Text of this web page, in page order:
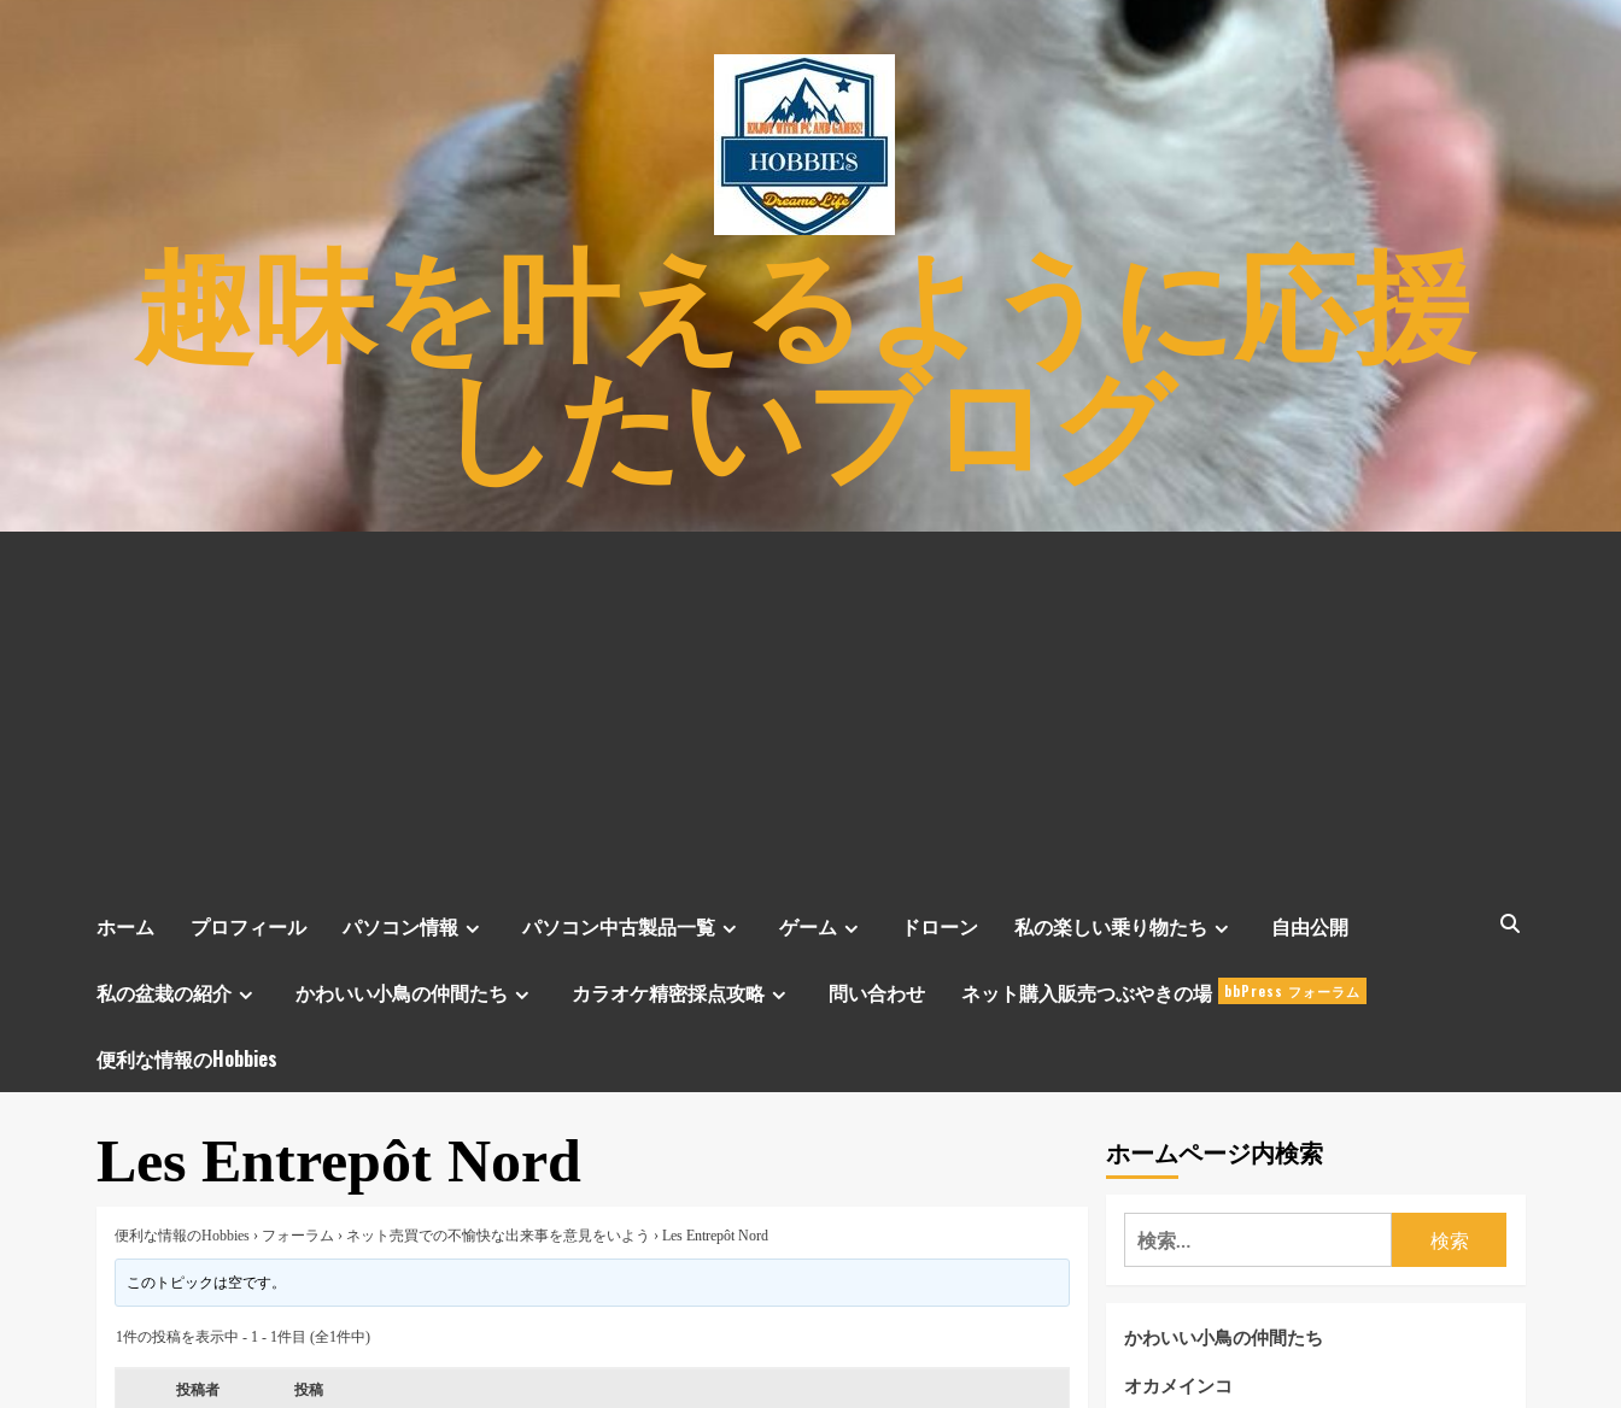
趣味を叶えるように応援
したいブログ
ホーム プロフィール パソコン情報 パソコン中古製品一覧 ゲーム ドローン 私の楽しい乗り物たち 自由公開
私の盆栽の紹介 かわいい小鳥の仲間たち カラオケ精密採点攻略 問い合わせ ネット購入販売つぶやきの場 bbPress フォーラム
便利な情報のHobbies
Les Entrepôt Nord
便利な情報のHobbies › フォーラム › ネット売買での不愉快な出来事を意見をいよう › Les Entrepôt Nord
このトピックは空です。
1件の投稿を表示中 - 1 - 1件目 (全1件中)
投稿者 投稿
ホームページ内検索
検
索:
かわいい小鳥の仲間たち
オカメインコ